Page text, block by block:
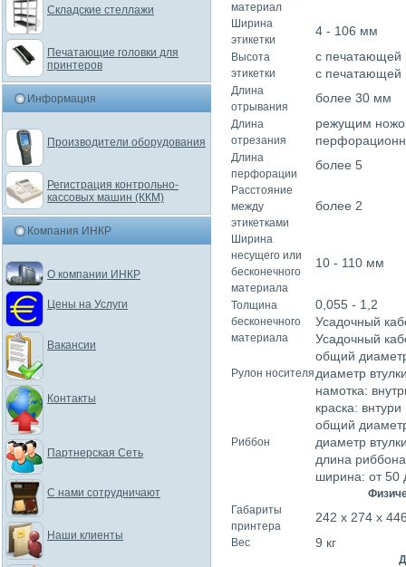
материал
Ширина
этикетки
4 - 106 мм
Высота
этикетки
с печатающей
с печатающей
Длина
отрывания
более 30 мм
Длина
отрезания
режущим
Длина
перфорации
более 5
Расстояние
между
этикетками
более 2
Ширина
несущего или
бесконечного
материала
10 - 110 мм
Толщина
бесконечного
материала
0,055 - 1,2
Усадочный
Усадочный
Рулон носителя
общий
диаметр
намотка:
Риббон
краска:
общий
диаметр
длина
ширина: от 50
Габариты
принтера
242 х 274 х
Вес 9 кг
Складские стеллажи
Печатающие головки для
принтеров
Информация
Производители оборудования
Регистрация контрольно-
кассовых машин (ККМ)
Компания ИНКР
О компании ИНКР
Цены на Услуги
Вакансии
Контакты
Партнерская Сеть
С нами сотрудничают
Наши клиенты